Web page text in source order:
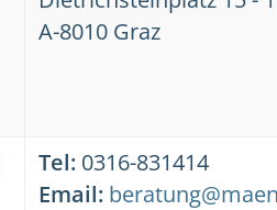
A-8010 Graz
Tel: 0316-831414
Email: